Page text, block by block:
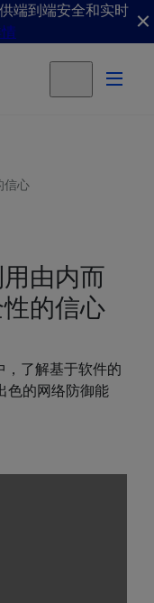
端到端安全和实时
信心
由内而
的信心
，了解基于软件的
色的网络防御能